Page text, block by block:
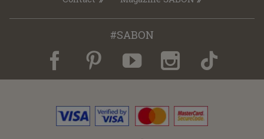
#SABON